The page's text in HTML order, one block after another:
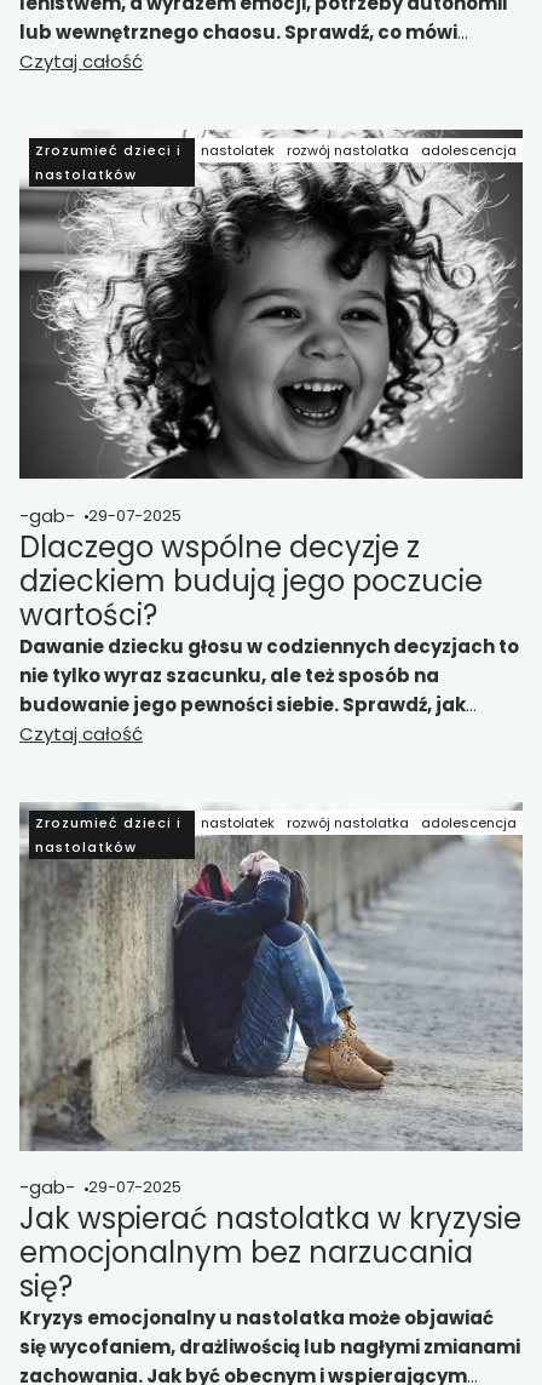
lub wewnętrznego chaosu. Sprawdź, co mówi
psychologia o porządku i nieporządku w przestrzeni
Czytaj całość
Zrozumieć dzieci i
nastolatków
nastolatek rozwój nastolatka adolescencja
-gab- 29-07-2025
Dlaczego wspólne decyzje z
dzieckiem budują jego poczucie
wartości?
Dawanie dziecku głosu w codziennych decyzjach to
nie tylko wyraz szacunku, ale też sposób na
budowanie jego pewności siebie. Sprawdź, jak
wspólne wybory wspierają rozwój i kształtują
Czytaj całość
Zrozumieć dzieci i
nastolatków
nastolatek rozwój nastolatka adolescencja
-gab- 29-07-2025
Jak wspierać nastolatka w kryzysie
emocjonalnym bez narzucania
się?
Kryzys emocjonalny u nastolatka może objawiać
się wycofaniem, drażliwością lub nagłymi zmianami
zachowania. Jak być obecnym i wspierającym